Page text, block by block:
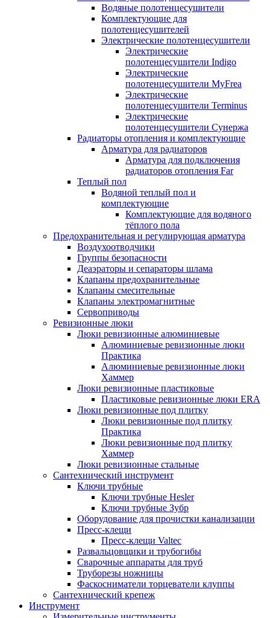
Водяные полотенцесушители
Комплектующие для
полотенцесушителей
Электрические полотенцесушители
Электрические
полотенцесушители Indigo
Электрические
полотенцесушители MyFrea
Электрические
полотенцесушители Terminus
Электрические
полотенцесушители Сунержа
Радиаторы отопления и комплектующие
Арматура для радиаторов
Арматура для подключения
радиаторов отопления Far
Теплый пол
Водяной теплый пол и
комплектующие
Комплектующие для водяного
тёплого пола
Предохранительная и регулирующая арматура
Воздухоотводчики
Группы безопасности
Деаэраторы и сепараторы шлама
Клапаны предохранительные
Клапаны смесительные
Клапаны электромагнитные
Сервоприводы
Ревизионные люки
Люки ревизионные алюминиевые
Алюминиевые ревизионные люки
Практика
Алюминиевые ревизионные люки
Хаммер
Люки ревизионные пластиковые
Пластиковые ревизионные люки ERA
Люки ревизионные под плитку
Люки ревизионные под плитку
Практика
Люки ревизионные под плитку
Хаммер
Люки ревизионные стальные
Сантехнический инструмент
Ключи трубные
Ключи трубные Hesler
Ключи трубные Зубр
Оборудование для прочистки канализации
Пресс-клещи
Пресс-клещи Valtec
Развальцовщики и трубогибы
Сварочные аппараты для труб
Труборезы ножницы
Фаскосниматели торцеватели клуппы
Сантехнический крепеж
Инструмент